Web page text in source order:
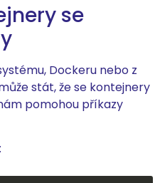
se
Dockeru nebo z
stát, že se kontejnery
pomohou příkazy